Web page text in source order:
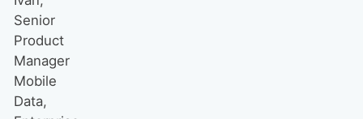
Senior
Product
Manager
Mobile
Data,